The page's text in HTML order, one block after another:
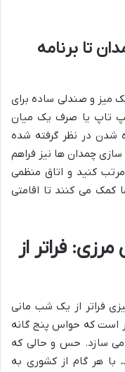
تا برنامه
میز و صندلی ساده برای
لپ تاپ یا صرف یک میان
شدن در نظر گرفته شده
چمدان ها نیز فراهم
کنید و اتاق منظمی
کمک می کنند تا اقامتی
فراتر از
فراتر از یک شب مانی
است که حواس پنج گانه
می سازد. حس و حالی که
با هر گام از کشوری به